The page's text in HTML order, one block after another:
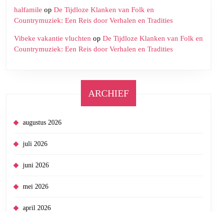
halfamile op De Tijdloze Klanken van Folk en
Countrymuziek: Een Reis door Verhalen en Tradities
Vibeke vakantie vluchten op De Tijdloze Klanken van Folk en
Countrymuziek: Een Reis door Verhalen en Tradities
ARCHIEF
augustus 2026
juli 2026
juni 2026
mei 2026
april 2026